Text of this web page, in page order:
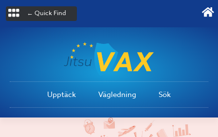
← Quick Find
Upptäck Vägledning Sök